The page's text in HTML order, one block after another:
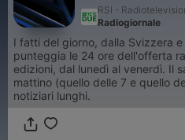
RSI -
Radiogiornale
I fatti del giorno, dalla Svizzera
punteggia le 24 ore dell'offerta
edizioni, dal lunedì al venerdì. Il
mattino (quello delle 7 e quello
notiziari lunghi.